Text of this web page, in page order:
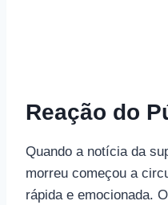
Reação do
Quando a notícia da
morreu começou a
rápida e emocionada.